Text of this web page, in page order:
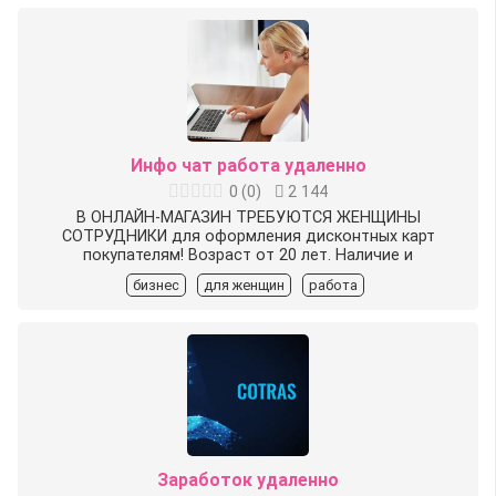
Инфо чат работа удаленно
0 (0)
2 144
В ОНЛАЙН-МАГАЗИН ТРЕБУЮТСЯ ЖЕНЩИНЫ
СОТРУДНИКИ для оформления дисконтных карт
покупателям! Возраст от 20 лет. Наличие и
бизнес для женщин работа
Заработок удаленно